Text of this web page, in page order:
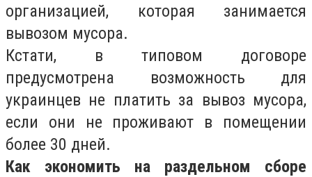
организацией, которая занимается
вывозом мусора.
Кстати, в типовом договоре
предусмотрена возможность для
украинцев не платить за вывоз мусора,
если они не проживают в помещении
более 30 дней.
Как экономить на раздельном сборе